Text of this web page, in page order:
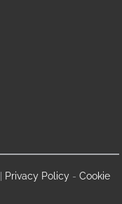
Privacy Policy - Cookie